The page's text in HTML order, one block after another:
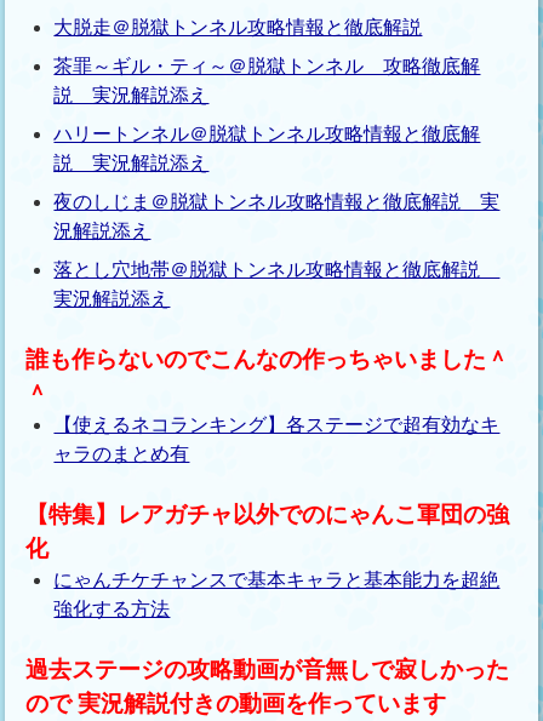
大脱走＠脱獄トンネル攻略情報と徹底解説
茶罪～ギル・ティ～＠脱獄トンネル 攻略徹底解
説 実況解説添え
ハリートンネル＠脱獄トンネル攻略情報と徹底解
説 実況解説添え
夜のしじま＠脱獄トンネル攻略情報と徹底解説 実
況解説添え
落とし穴地帯＠脱獄トンネル攻略情報と徹底解説
実況解説添え
誰も作らないのでこんなの作っちゃいました＾
＾
【使えるネコランキング】各ステージで超有効なキ
ャラのまとめ有
【特集】レアガチャ以外でのにゃんこ軍団の強
化
にゃんチケチャンスで基本キャラと基本能力を超絶
強化する方法
過去ステージの攻略動画が音無しで寂しかった
ので 実況解説付きの動画を作っています